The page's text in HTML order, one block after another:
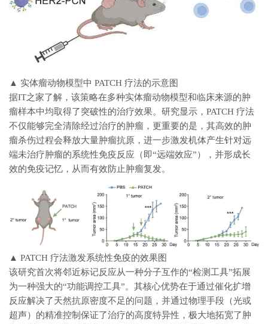
▲ 实体瘤动物模型中 PATCH 疗法的示意图
据IT之家了解，该策略在多种实体瘤动物模型和临床来源的肿
瘤样本中均取得了突破性的治疗效果。研究显示， PATCH 疗法
不仅能够完全清除经过治疗的肿瘤，更重要的是，其高效的肿
瘤杀伤过程会释放大量肿瘤抗原，进一步激发机体产生针对远
端未治疗肿瘤的系统性免疫反应（即“远端效应”），并形成长
效的免疫记忆，从而有效防止肿瘤复发。
▲ PATCH 疗法激发系统性免疫的效果图
该研究首次将邻近标记反应从一种分子互作的“检测工具”拓展
为一种强大的“功能调控工具”。 其核心优势在于通过催化扩增
反应解决了天然抗原密度不足的问题，并通过物理手段（光或
超声）的精准控制保证了治疗的高度特异性，极大地拓宽了肿